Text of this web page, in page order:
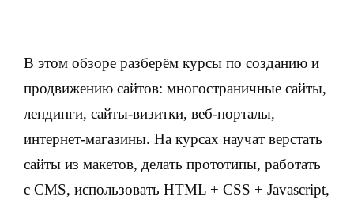
В этом обзоре разберём курсы по созданию и
продвижению сайтов: многостраничные сайты,
лендинги, сайты-визитки, веб-порталы,
интернет-магазины. На курсах научат верстать
сайты из макетов, делать прототипы, работать
с CMS, использовать HTML + CSS + Javascript,